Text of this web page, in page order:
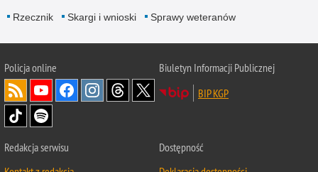
Rzecznik Skargi i wnioski Sprawy weteranów
Policjaonline
Biuletyn Informacji Publicznej
BIP KGP
Redakcja serwisu
Dostępność